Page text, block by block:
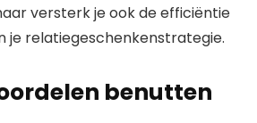
versterk je ook de efficiëntie
je relatiegeschenkenstrategie.
benutten